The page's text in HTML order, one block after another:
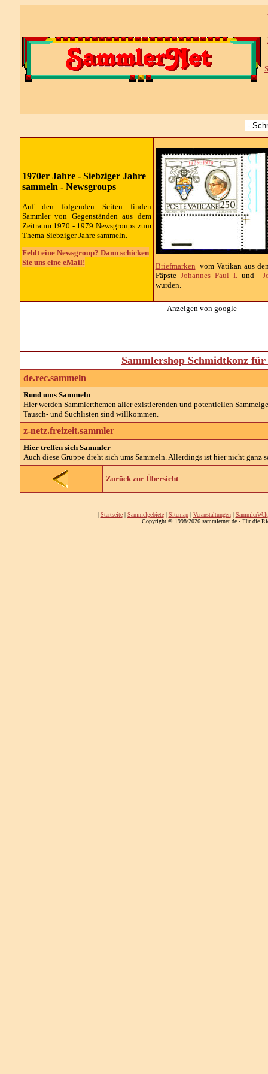
1970er Jahre - Siebziger Jahre
sammeln - Newsgroups
Auf den folgenden Seiten finden
Sammler von Gegenständen aus dem
Zeitraum 1970 - 1979 Newsgroups zum
Thema Siebziger Jahre sammeln.
Fehlt eine Newsgroup? Dann schicken
Sie uns eine eMail! Briefmarken vom Vatikan aus
Päpste Johannes Paul I.und
wurden.
Anzeigen von google
Sammlershop Schmidtkonz
de.rec.sammeln
Rund ums Sammeln
Hier werden Sammlerthemen aller existierenden und potentiellen
Tausch- und Suchlisten sind willkommen.
z-netz.freizeit.sammler
Hier treffen sich Sammler
Auch diese Gruppe dreht sich ums Sammeln. Allerdings ist hier nicht ganz
Zurück zur Übersicht
| Startseite| Sammelgebiete| Sitemap| Veranstaltungen| SammlerWelt
Copyright © 1998/2026 sammlernet.de - Für die